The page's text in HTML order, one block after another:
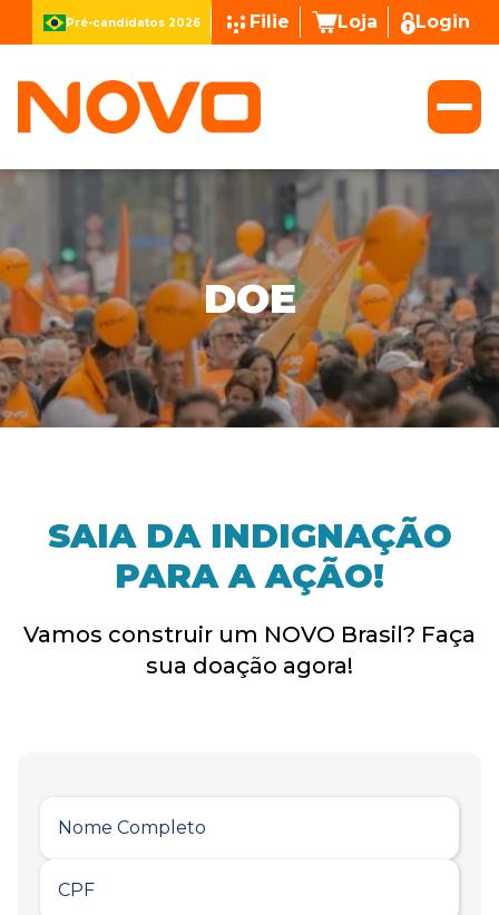
Pré-candidatos 2026 Filie Loja Login
DOE
SAIA DA INDIGNAÇÃO
PARA A AÇÃO!
Vamos construir um NOVO Brasil? Faça
sua doação agora!